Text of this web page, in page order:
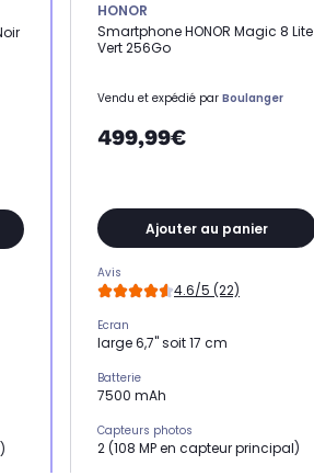
HONOR
Smartphone HONOR Magic 8 Lite
Vert 256Go
Vendu et expédié par Boulanger
499,99€
Ajouter au panier
Avis
4.6/5 (22)
Ecran
large 6,7" soit 17 cm
Batterie
7500 mAh
Capteurs photos
2 (108 MP en capteur principal)